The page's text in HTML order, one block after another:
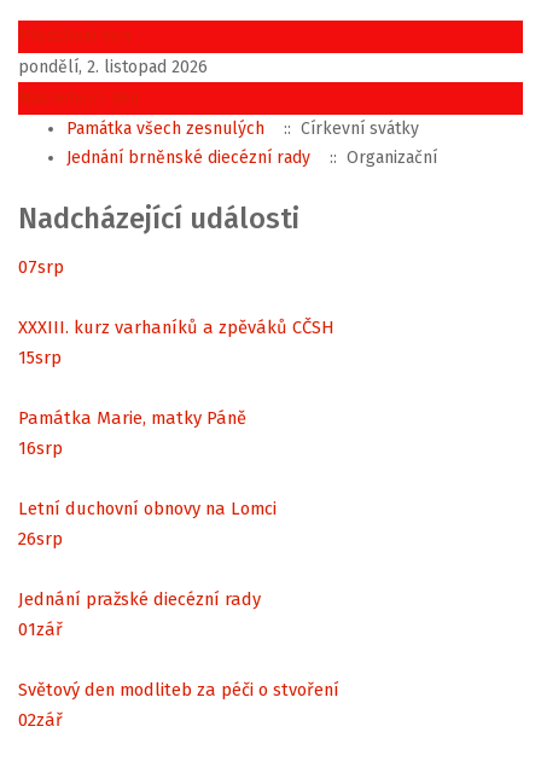
Předchozí den
pondělí, 2. listopad 2026
Následující den
Památka všech zesnulých
:: Církevní svátky
Jednání brněnské diecézní rady
:: Organizační
Nadcházející události
07srp
XXXIII. kurz varhaníků a zpěváků CČSH
15srp
Památka Marie, matky Páně
16srp
Letní duchovní obnovy na Lomci
26srp
Jednání pražské diecézní rady
01zář
Světový den modliteb za péči o stvoření
02zář